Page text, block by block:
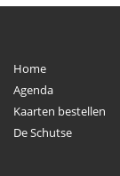
Home
Agenda
Kaarten bestellen
De Schutse